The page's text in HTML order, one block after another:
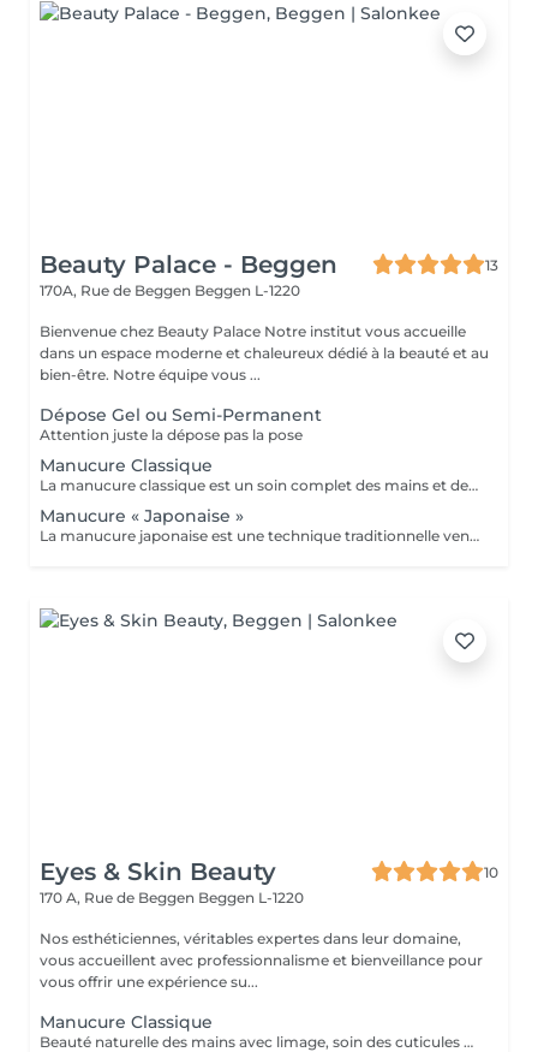
Beauty Palace - Beggen
13
170A, Rue de Beggen Beggen L-1220
Bienvenue chez Beauty Palace Notre institut vous accueille
dans un espace moderne et chaleureux dédié à la beauté et au
bien-être. Notre équipe vous ...
Dépose Gel ou Semi-Permanent
Attention juste la dépose pas la pose
Manucure Classique
La manucure classique est un soin complet des mains et des ongles qui permet de conserver des mains belles et bien entretenues au quotidien. Elle comprend le limage des ongles, le soins des cuticules après un trempage dans l'eau tiède, l'application d'une huile et d'une base vitaminée transparente ainsi que d'une crème nourrissante pour vos mains.
Manucure « Japonaise »
La manucure japonaise est une technique traditionnelle venue du Japon, 100% naturelle, qui vise a fortifier l'ongle et lui redonner tout son éclat. Ce soin consiste à nourrir et polir l'ongle avec des poudres et pâtes riches en vitamines, minéraux et extraits marins. Résultats: *Brillance naturelle incomparable sans vernis *Ongles renforcés en profondeur Idéal pour: -Les ongles fragiles, cassants ou dédoublés -Celles qui préfèrent le naturel -Retrouver des ongles en pleine santé et lumineux -Après une dépose de gel ou semi permanent
Eyes & Skin Beauty
10
170 A, Rue de Beggen Beggen L-1220
Nos esthéticiennes, véritables expertes dans leur domaine,
vous accueillent avec professionnalisme et bienveillance pour
vous offrir une expérience su...
Manucure Classique
Beauté naturelle des mains avec limage, soin des cuticules et application de base. Idéal pour un entretien régulier et un fini soigné.